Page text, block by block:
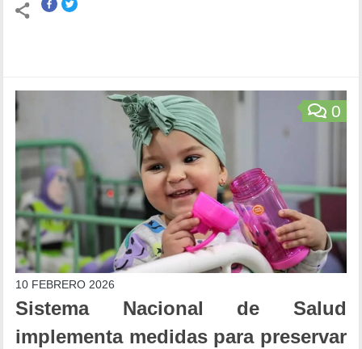
0
10 FEBRERO 2026
Sistema Nacional de Salud
implementa medidas para preservar